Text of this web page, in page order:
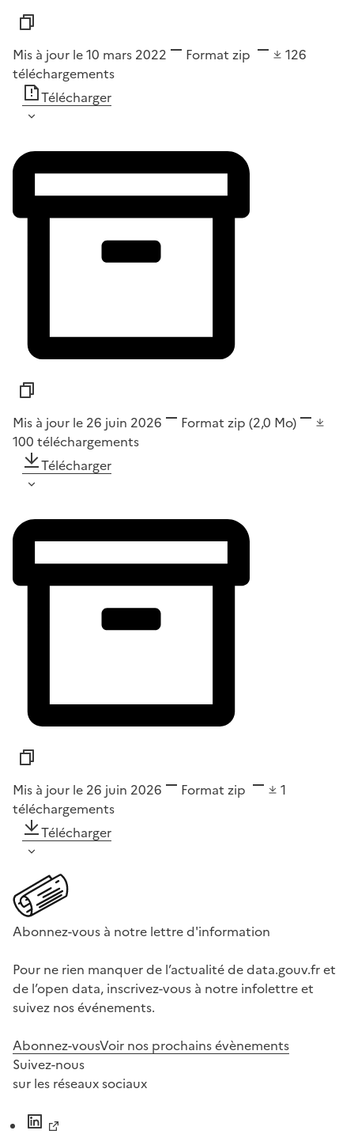
Mis à jour le 10 mars 2022 Format zip
126
téléchargements
Télécharger
Mis à jour le 26 juin 2026 Format zip (2,0 Mo)
100 téléchargements
Télécharger
Mis à jour le 26 juin 2026 Format zip
1
téléchargements
Télécharger
Abonnez-vous à notre lettre d'information
Pour ne rien manquer de l’actualité de data.gouv.fr et
de l’open data, inscrivez-vous à notre infolettre et
suivez nos événements.
Abonnez-vousVoir nos prochains évènements
Suivez-nous
sur les réseaux sociaux